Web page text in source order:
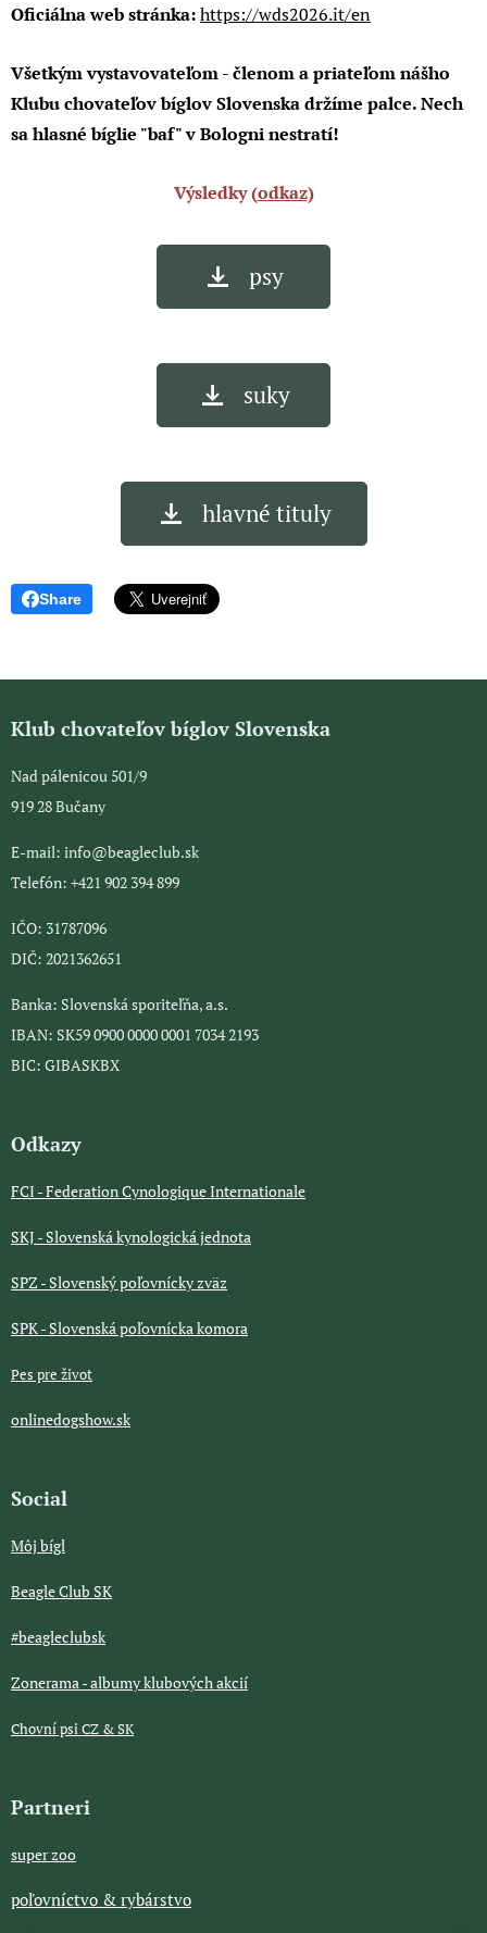
Oficiálna web stránka:https://wds2026.it/en
Všetkým vystavovateľom - členom a priateľom nášho
Klubu chovateľov bíglov Slovenska držíme palce. Nech
sa hlasné bíglie "baf" v Bologni nestratí!
Výsledky (odkaz)
psy
suky
hlavné tituly
Share
Klub chovateľov bíglov Slovenska
Nad pálenicou 501/9
919 28 Bučany
E-mail: info@beagleclub.sk
Telefón: +421 902 394 899
IČO: 31787096
DIČ: 2021362651
Banka: Slovenská sporiteľňa, a.s.
IBAN: SK59 0900 0000 0001 7034 2193
BIC: GIBASKBX
Odkazy
FCI - Federation Cynologique Internationale
SKJ - Slovenská kynologická jednota
SPZ - Slovenský poľovnícky zväz
SPK - Slovenská poľovnícka komora
Pes pre život
onlinedogshow.sk
Social
Môj bígl
Beagle Club SK
#beagleclubsk
Zonerama - albumy klubových akcií
Chovní psi CZ & SK
Partneri
super zoo
poľovníctvo & rybárstvo